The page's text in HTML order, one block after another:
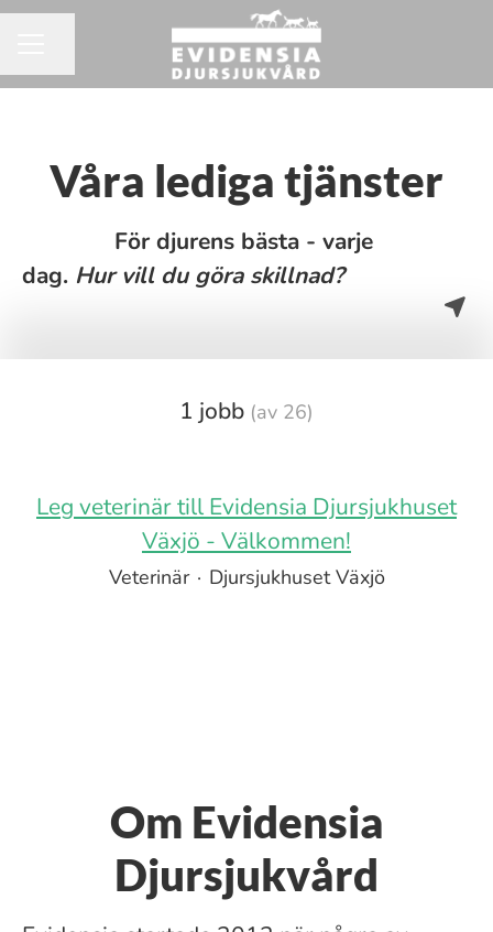
Våra lediga tjänster
För djurens bästa - varje
dag. Hur vill du göra skillnad?
1 jobb (av 26)
Leg veterinär till Evidensia Djursjukhuset
Växjö - Välkommen!
Veterinär · Djursjukhuset Växjö
Om Evidensia
Djursjukvård